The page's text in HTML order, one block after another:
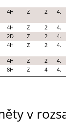
4H Z 2 4.
4H Z 2
4.
2D Z 2
4.
4H Z 2 4.
4H Z 2
4.
8H Z 4 4.
v